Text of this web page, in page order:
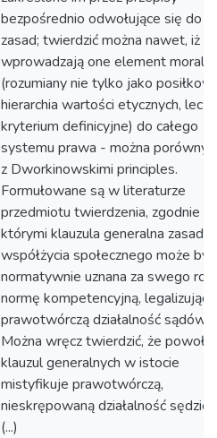
bezpośrednio odwołujące się do
zasad; twierdzić można nawet, iż
wprowadzają one element
(rozumiany nie tylko jako
hierarchia wartości etycznych, lecz
kryterium definicyjne) do całego
systemu prawa - można
z Dworkinowskimi principles.
Formułowane są w literaturze
przedmiotu twierdzenia, zgodnie z
którymi klauzula generalna zasad
współżycia społecznego może być
normatywnie uznana za swego
normę kompetencyjną, legalizującą
prawotwórczą działalność sądów.
Można wręcz twierdzić, że
klauzul generalnych w istocie
mistyfikuje prawotwórczą,
nieskrępowaną działalność
(...)